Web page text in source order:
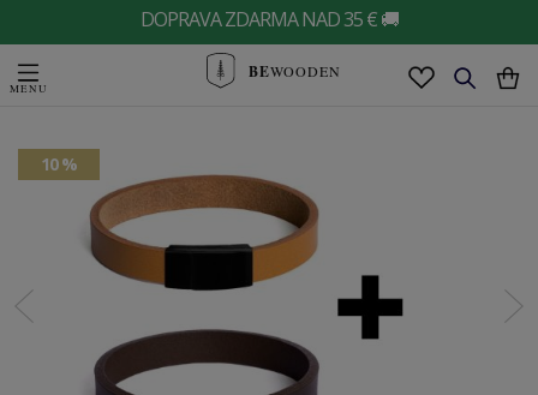
DOPRAVA ZDARMA NAD 35 € 🚚
BEWOODEN
10 %